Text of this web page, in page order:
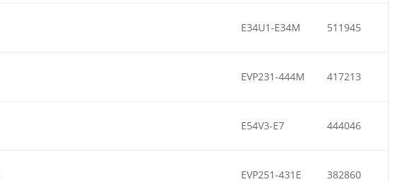
E34U1-E34M 511945
EVP231-444M 417213
E54V3-E7 444046
EVP251-431E 382860